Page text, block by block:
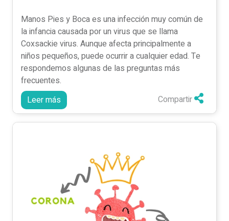
Manos Pies y Boca es una infección muy común de
la infancia causada por un virus que se llama
Coxsackie virus. Aunque afecta principalmente a
niños pequeños, puede ocurrir a cualquier edad. Te
respondemos algunas de las preguntas más
frecuentes.
Leer más
Compartir